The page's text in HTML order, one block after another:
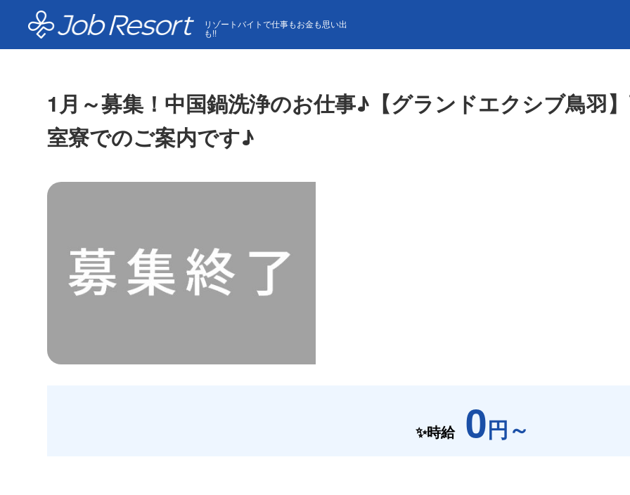
リゾートバイトで仕事もお金も思い出
も!!
HOME 求人一覧
1月～募集！中国鍋洗浄のお仕事♪【グランドエクシブ鳥羽
室寮でのご案内です♪
✨時給 0円～